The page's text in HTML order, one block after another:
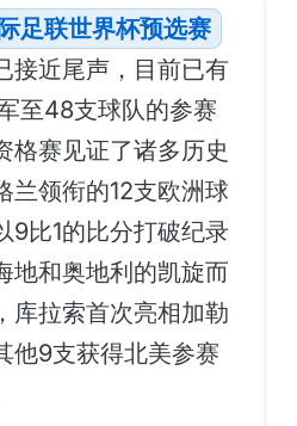
足联世界杯预选赛
接近尾声，目前已有
至48支球队的参赛
格赛见证了诸多历史
兰领衔的12支欧洲球
9比1的比分打破纪录
地和奥地利的凯旋而
库拉索首次亮相加勒
他9支获得北美参赛